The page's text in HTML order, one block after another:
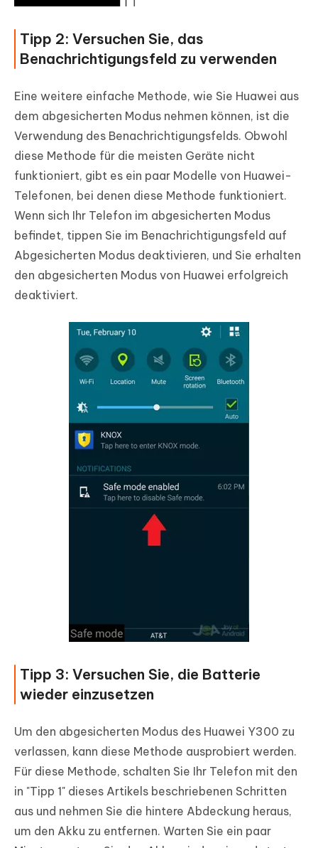
Tipp 2: Versuchen Sie, das
Benachrichtigungsfeld zu verwenden
Eine weitere einfache Methode, wie Sie Huawei aus
dem abgesicherten Modus nehmen können, ist die
Verwendung des Benachrichtigungsfelds. Obwohl
diese Methode für die meisten Geräte nicht
funktioniert, gibt es ein paar Modelle von Huawei-
Telefonen, bei denen diese Methode funktioniert.
Wenn sich Ihr Telefon im abgesicherten Modus
befindet, tippen Sie im Benachrichtigungsfeld auf
Abgesicherten Modus deaktivieren, und Sie erhalten
den abgesicherten Modus von Huawei erfolgreich
deaktiviert.
Tipp 3: Versuchen Sie, die Batterie
wieder einzusetzen
Um den abgesicherten Modus des Huawei Y300 zu
verlassen, kann diese Methode ausprobiert werden.
Für diese Methode, schalten Sie Ihr Telefon mit den
in "Tipp 1" dieses Artikels beschriebenen Schritten
aus und nehmen Sie die hintere Abdeckung heraus,
um den Akku zu entfernen. Warten Sie ein paar